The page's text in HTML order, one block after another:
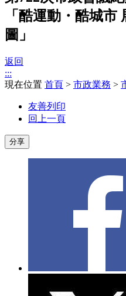
「酷運動・酷城
圖」
返回
:::
現在位置 首頁 > 市政業務 >
友善列印
回上一頁
分享